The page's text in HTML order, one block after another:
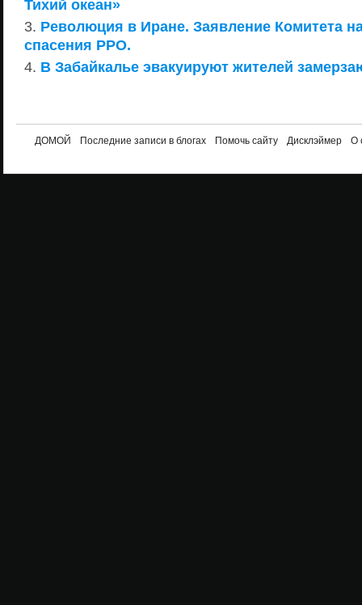
Тихий океан»
Революция в Иране. Заявление Комитета
спасения РРО.
В Забайкалье эвакуируют жителей
ДОМОЙ Последние записи в блогах Помочь сайту Дисклэймер О